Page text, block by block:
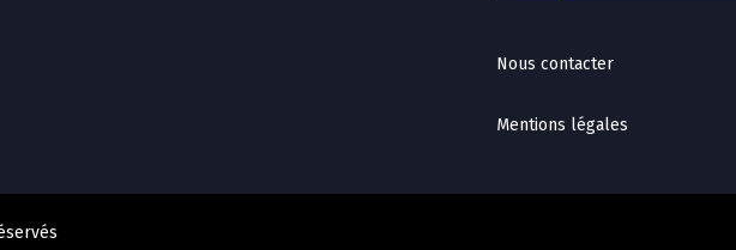
Nous contacter
Mentions légales